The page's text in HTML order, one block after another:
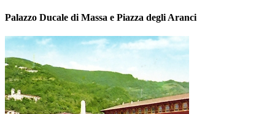
Palazzo Ducale di Massa e Piazza degli Aranci